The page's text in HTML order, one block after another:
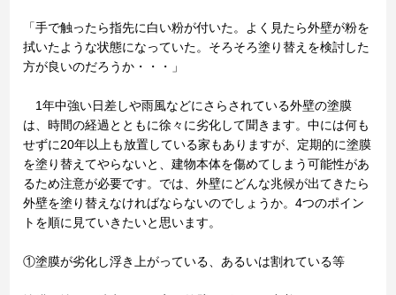
「手で触ったら指先に白い粉が付いた。よく見たら外壁が粉を
拭いたような状態になっていた。そろそろ塗り替えを検討した
方が良いのだろうか・・・」
1年中強い日差しや雨風などにさらされている外壁の塗膜
は、時間の経過とともに徐々に劣化して聞きます。中には何も
せずに20年以上も放置している家もありますが、定期的に塗膜
を塗り替えてやらないと、建物本体を傷めてしまう可能性があ
るため注意が必要です。では、外壁にどんな兆候が出てきたら
外壁を塗り替えなければならないのでしょうか。4つのポイン
トを順に見ていきたいと思います。
①塗膜が劣化し浮き上がっている、あるいは割れている等